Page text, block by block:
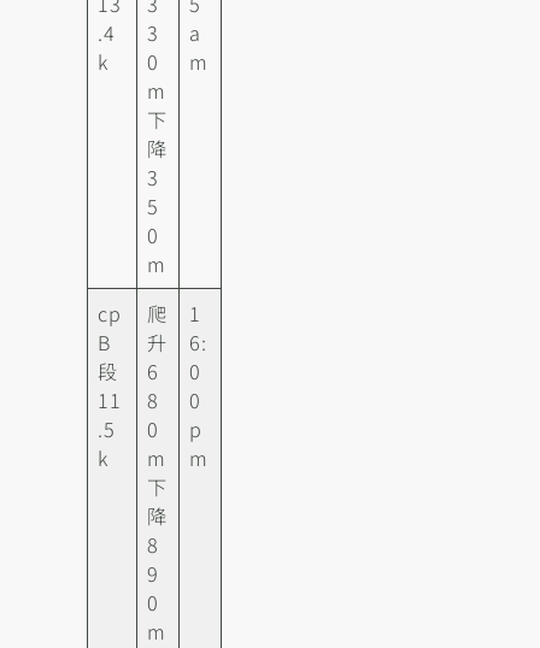
.4
k
3
0
m
下
降
3
5
0
m
a
m
cp
B
段
11
.5
k
爬
升
6
8
0
m
下
降
8
9
0
m
1
6:
0
0
p
m